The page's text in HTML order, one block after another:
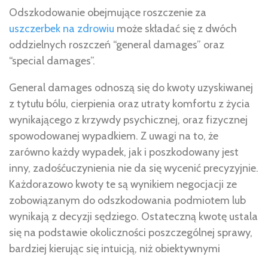
Odszkodowanie obejmujące roszczenie za
uszczerbek na zdrowiu może składać się z dwóch
oddzielnych roszczeń “general damages” oraz
“special damages”.
General damages odnoszą się do kwoty uzyskiwanej
z tytułu bólu, cierpienia oraz utraty komfortu z życia
wynikającego z krzywdy psychicznej, oraz fizycznej
spowodowanej wypadkiem. Z uwagi na to, że
zarówno każdy wypadek, jak i poszkodowany jest
inny, zadośćuczynienia nie da się wycenić precyzyjnie.
Każdorazowo kwoty te są wynikiem negocjacji ze
zobowiązanym do odszkodowania podmiotem lub
wynikają z decyzji sędziego. Ostateczną kwotę ustala
się na podstawie okoliczności poszczególnej sprawy,
bardziej kierując się intuicją, niż obiektywnymi